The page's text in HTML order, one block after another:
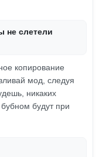
не слетели
копирование
мод, следуя
никаких
будут при